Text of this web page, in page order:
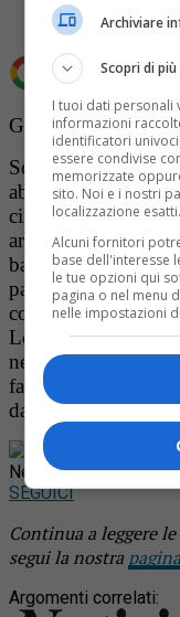
Aggiungi Notizia
Grazie a
Sono ritenuti
abitazione, per un
circa 220mila euro:
arrestato 15
bande. I gruppi
partendo da basi
con auto rubate. I
Lombardia e il
nelle case
faceva già buio.
dai Carabinieri ai
News!
SEGUICI
Continua a leggere
segui la nostra
Argomenti correlati:
Archiviare
Scopri di più
I tuoi dati personali
informazioni
identificatori
essere condivise
memorizzate
sito. Noi e i nostri
localizzazione esatti.
Alcuni fornitori
base dell'interesse
le tue opzioni qui
pagina o nel menu
nelle impostazioni